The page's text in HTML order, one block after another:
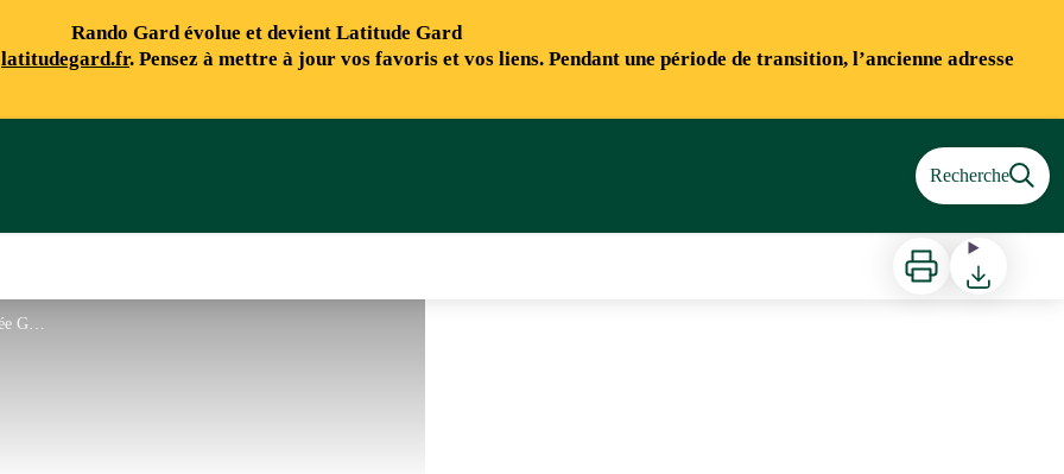
Rando Gard évolue et devient Latitude Gard
latitudegard.fr. Pensez à mettre à jour vos favoris et vos liens. Pendant une période de transition, l’ancienne adresse
Recherche
Imprimer Télécharger
T.LÉVY - FFRandonnée Gard